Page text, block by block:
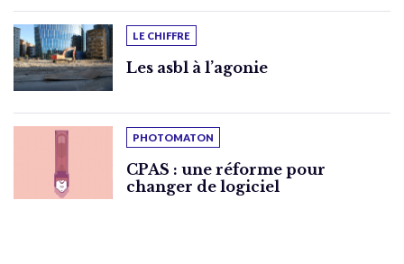
LE CHIFFRE
Les asbl à l’agonie
PHOTOMATON
CPAS : une réforme pour
changer de logiciel